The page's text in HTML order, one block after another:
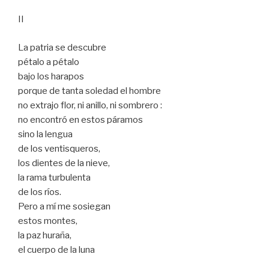
II
La patria se descubre
pétalo a pétalo
bajo los harapos
porque de tanta soledad el hombre
no extrajo flor, ni anillo, ni sombrero :
no encontró en estos páramos
sino la lengua
de los ventisqueros,
los dientes de la nieve,
la rama turbulenta
de los ríos.
Pero a mí me sosiegan
estos montes,
la paz huraña,
el cuerpo de la luna